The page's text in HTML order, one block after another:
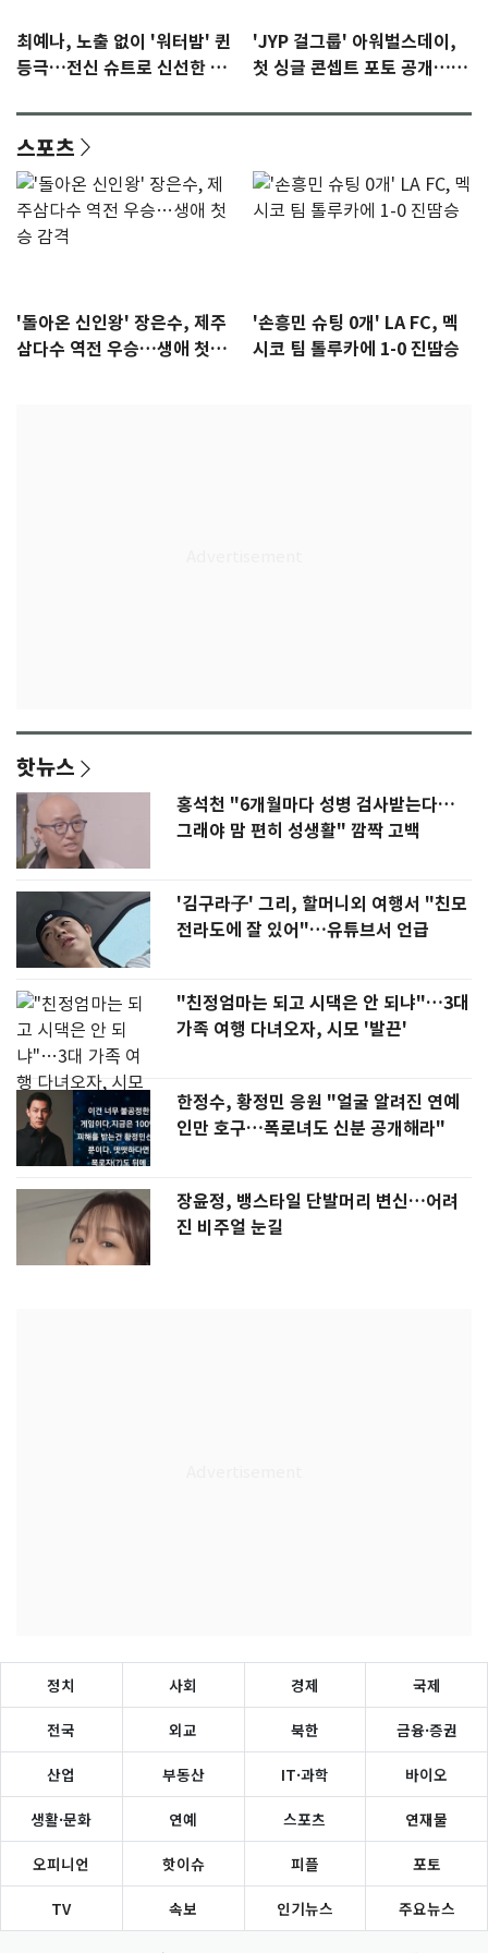
최예나, 노출 없이 '워터밤' 퀸
등극…전신 슈트로 신선한 충
'JYP 걸그룹' 아워벌스데이,
첫 싱글 콘셉트 포토 공개…청
스포츠
'돌아온 신인왕' 장은수, 제주
삼다수 역전 우승…생애 첫승
'손흥민 슈팅 0개' LA FC, 멕
시코 팀 톨루카에 1-0 진땀승
핫뉴스
홍석천 "6개월마다 성병 검사받는다…
그래야 맘 편히 성생활" 깜짝 고백
'김구라子' 그리, 할머니외 여행서 "친모
전라도에 잘 있어"…유튜브서 언급
"친정엄마는 되고 시댁은 안 되냐"…3대
가족 여행 다녀오자, 시모 '발끈'
한정수, 황정민 응원 "얼굴 알려진 연예
인만 호구…폭로녀도 신분 공개해라"
장윤정, 뱅스타일 단발머리 변신…어려
진 비주얼 눈길
정치 사회 경제 국제
전국 외교 북한 금융·증권
산업 부동산 IT·과학 바이오
생활·문화 연예 스포츠 연재물
오피니언 핫이슈 피플 포토
TV 속보 인기뉴스 주요뉴스